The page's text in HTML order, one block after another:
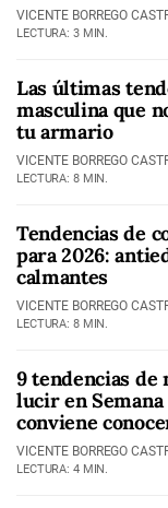
VICENTE BORREGO
LECTURA: 3 MIN.
Las últimas
masculina que
tu armario
VICENTE BORREGO
LECTURA: 8 MIN.
Tendencias de
para 2026:
calmantes
VICENTE BORREGO
LECTURA: 8 MIN.
9 tendencias de
lucir en Semana
conviene
VICENTE BORREGO
LECTURA: 4 MIN.